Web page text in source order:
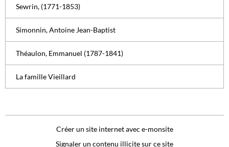
Sewrin, (1771-1853)
Simonnin, Antoine Jean-Baptist
Théaulon, Emmanuel (1787-1841)
La famille Vieillard
Créer un site internet avec e-monsite
Signaler un contenu illicite sur ce site